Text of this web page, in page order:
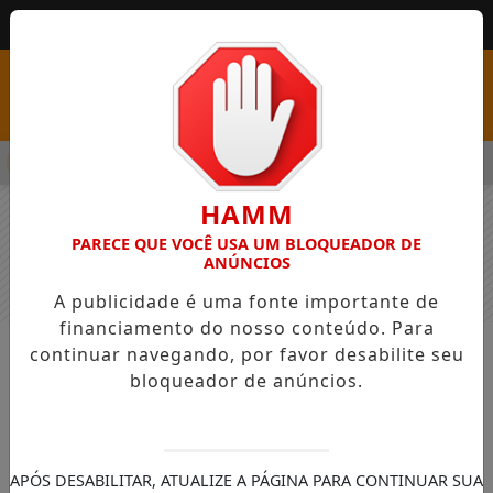
COM VAGAS EM SEIS FUNÇÕES E SALÁRIOS QUE CHEGAM
NOTÍCIAS GERAL
Tentativas de fraudes com
HAMM
PARECE QUE VOCÊ USA UM BLOQUEADOR DE
ANÚNCIOS
A publicidade é uma fonte importante de
financiamento do nosso conteúdo. Para
continuar navegando, por favor desabilite seu
bloqueador de anúncios.
APÓS DESABILITAR, ATUALIZE A PÁGINA PARA CONTINUAR SUA